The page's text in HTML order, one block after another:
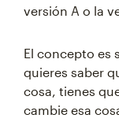
versión A o la
El concepto es
quieres saber
cosa, tienes
cambie esa